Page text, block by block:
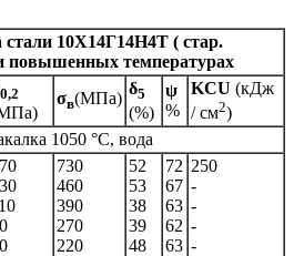
стали 10Х14Г14Н4Т ( стар.
повышенных температурах
0,2 σв(МПа)
δ5
(%)
ψ
%
KCU (кДж
/ см2)
1050 °С, вода
730
460
390
270
220
52
53
38
39
48
72
67
63
62
63
250
-
-
-
-